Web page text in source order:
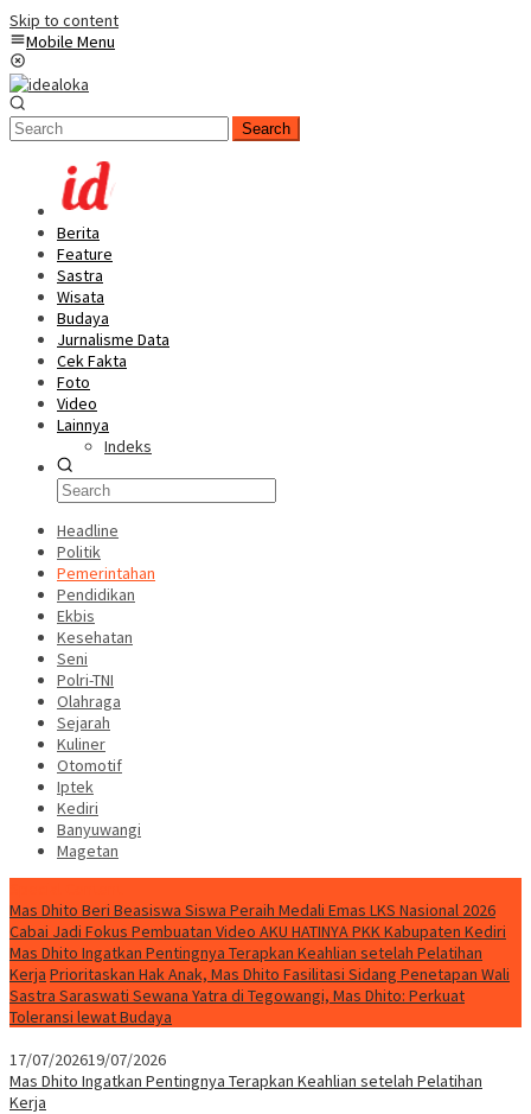
Skip to content
Mobile Menu
Search
Berita
Feature
Sastra
Wisata
Budaya
Jurnalisme Data
Cek Fakta
Foto
Video
Lainnya
Indeks
Headline
Politik
Pemerintahan
Pendidikan
Ekbis
Kesehatan
Seni
Polri-TNI
Olahraga
Sejarah
Kuliner
Otomotif
Iptek
Kediri
Banyuwangi
Magetan
Mas Dhito Beri Beasiswa Siswa Peraih Medali Emas LKS Nasional 2026
Cabai Jadi Fokus Pembuatan Video AKU HATINYA PKK Kabupaten Kediri
Mas Dhito Ingatkan Pentingnya Terapkan Keahlian setelah Pelatihan
Kerja Prioritaskan Hak Anak, Mas Dhito Fasilitasi Sidang Penetapan Wali
Sastra Saraswati Sewana Yatra di Tegowangi, Mas Dhito: Perkuat
Toleransi lewat Budaya
17/07/202619/07/2026
Mas Dhito Ingatkan Pentingnya Terapkan Keahlian setelah Pelatihan
Kerja